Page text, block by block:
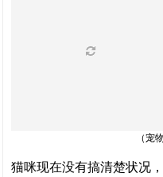
（宠
猫咪现在没有搞清楚状况